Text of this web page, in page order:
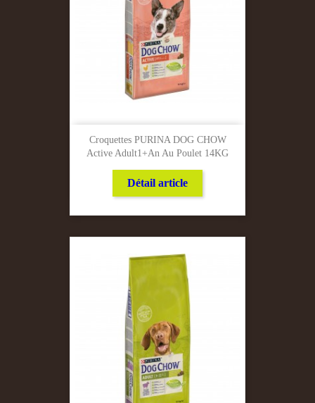
Croquettes PURINA DOG CHOW
Active Adult1+an Au Poulet 14KG
Détail article